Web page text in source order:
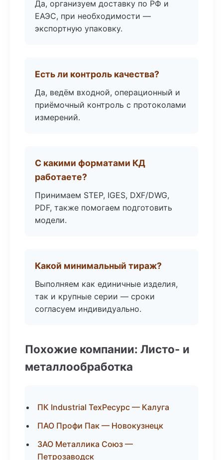
Да, организуем доставку по РФ и
ЕАЭС, при необходимости —
экспортную упаковку.
Есть ли контроль качества?
Да, ведём входной, операционный и
приёмочный контроль с протоколами
измерений.
С какими форматами КД
работаете?
Принимаем STEP, IGES, DXF/DWG,
PDF, также помогаем подготовить
модели.
Какой минимальный тираж?
Выполняем как единичные изделия,
так и крупные серии — сроки
согласуем индивидуально.
Похожие компании: Листо- и
металлообработка
ПК Industrial ТехРесурс — Калуга
ПАО Профи Пак — Новокузнецк
ЗАО Металлика Союз —
Петрозаводск